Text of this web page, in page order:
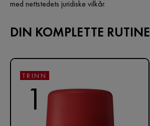
med nettstedets juridiske vilkår.
DIN KOMPLETTE RUTINE
TRINN
1